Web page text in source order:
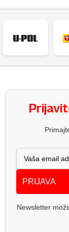
PRIJAVA
Newsletter